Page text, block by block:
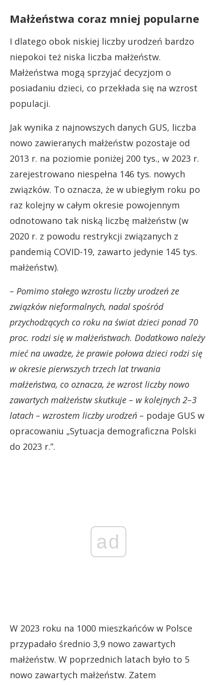
Małżeństwa coraz mniej popularne
I dlatego obok niskiej liczby urodzeń bardzo
niepokoi też niska liczba małżeństw.
Małżeństwa mogą sprzyjać decyzjom o
posiadaniu dzieci, co przekłada się na wzrost
populacji.
Jak wynika z najnowszych danych GUS, liczba
nowo zawieranych małżeństw pozostaje od
2013 r. na poziomie poniżej 200 tys., w 2023 r.
zarejestrowano niespełna 146 tys. nowych
związków. To oznacza, że w ubiegłym roku po
raz kolejny w całym okresie powojennym
odnotowano tak niską liczbę małżeństw (w
2020 r. z powodu restrykcji związanych z
pandemią COVID-19, zawarto jedynie 145 tys.
małżeństw).
– Pomimo stałego wzrostu liczby urodzeń ze
związków nieformalnych, nadal spośród
przychodzących co roku na świat dzieci ponad 70
proc. rodzi się w małżeństwach. Dodatkowo należy
mieć na uwadze, że prawie połowa dzieci rodzi się
w okresie pierwszych trzech lat trwania
małżeństwa, co oznacza, że wzrost liczby nowo
zawartych małżeństw skutkuje – w kolejnych 2–3
latach – wzrostem liczby urodzeń – podaje GUS w
opracowaniu „Sytuacja demograficzna Polski
do 2023 r.”.
ad
W 2023 roku na 1000 mieszkańców w Polsce
przypadało średnio 3,9 nowo zawartych
małżeństw. W poprzednich latach było to 5
nowo zawartych małżeństw. Zatem